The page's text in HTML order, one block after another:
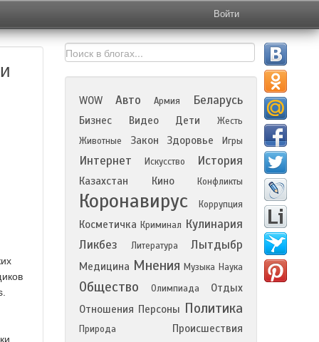
Войти
WOW Авто Армия Беларусь
Бизнес Видео Дети
Жесть
Животные
Закон Здоровье Игры
Интернет Искусство История
Казахстан Кино Конфликты
Коронавирус Коррупция
Косметичка Криминал Кулинария
Ликбез
Литература Лытдыбр
Медицина Мнения Музыка Наука
Общество Олимпиада
Отдых
Отношения Персоны Политика
Природа
Происшествия